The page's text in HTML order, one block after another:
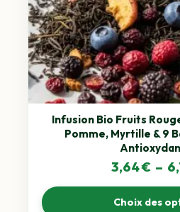
Infusion Bio Fruits
Pomme, Myrtille & 9
3,64€ –
Choix des
variations.
Les
options
peuvent
être
choisies
produit